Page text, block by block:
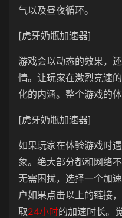
气以及昼夜循环。
[虎牙奶瓶加速器]
游戏会以动态的效果，
情。让玩家在激烈竞速
化的内涵。整个游戏的
[虎牙奶瓶加速器]
如果玩家在体验游戏时
象。绝大部分都和网络
无需困扰，选择一个加
户如果点击以上的链接
取24小时的加速时长。